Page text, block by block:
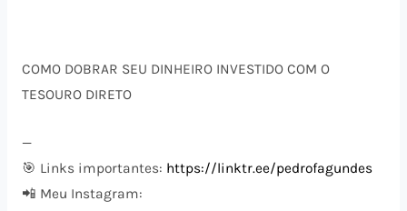
COMO DOBRAR SEU DINHEIRO INVESTIDO COM O
TESOURO DIRETO
—
🎯 Links importantes: https://linktr.ee/pedrofagundes
📲 Meu Instagram: